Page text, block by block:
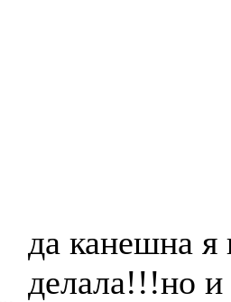
да канешна
делала!!!но и